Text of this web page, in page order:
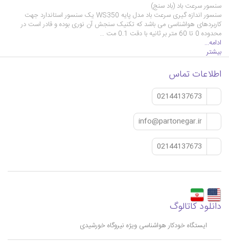
سنسور سرعت باد (باد سنج)
سنسور اندازه گیری سرعت باد مدل پایه WS350 یک سنسور استاندارد جهت
کاربردهای هواشناسی می باشد که تکنیک سنجش آن نوری بوده و قادر است در
محدوده 0 تا 60 متر بر ثانیه با دقت 0.1 مت …
ادامه...
بیشتر
اطلاعات تماس
02144137673
info@partonegar.ir
02144137673
دانلود کاتالوگ
ایستگاه خودکار هواشناسی ویژه نیروگاه خورشیدی